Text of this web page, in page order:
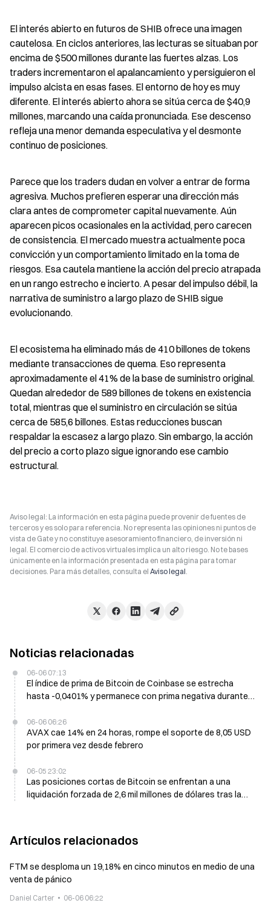
El interés abierto en futuros de SHIB ofrece una imagen
cautelosa. En ciclos anteriores, las lecturas se situaban por
encima de $500 millones durante las fuertes alzas. Los
traders incrementaron el apalancamiento y persiguieron el
impulso alcista en esas fases. El entorno de hoy es muy
diferente. El interés abierto ahora se sitúa cerca de $40,9
millones, marcando una caída pronunciada. Ese descenso
refleja una menor demanda especulativa y el desmonte
continuo de posiciones.
Parece que los traders dudan en volver a entrar de forma
agresiva. Muchos prefieren esperar una dirección más
clara antes de comprometer capital nuevamente. Aún
aparecen picos ocasionales en la actividad, pero carecen
de consistencia. El mercado muestra actualmente poca
convicción y un comportamiento limitado en la toma de
riesgos. Esa cautela mantiene la acción del precio atrapada
en un rango estrecho e incierto. A pesar del impulso débil, la
narrativa de suministro a largo plazo de SHIB sigue
evolucionando.
El ecosistema ha eliminado más de 410 billones de tokens
mediante transacciones de quema. Eso representa
aproximadamente el 41% de la base de suministro original.
Quedan alrededor de 589 billones de tokens en existencia
total, mientras que el suministro en circulación se sitúa
cerca de 585,6 billones. Estas reducciones buscan
respaldar la escasez a largo plazo. Sin embargo, la acción
del precio a corto plazo sigue ignorando ese cambio
estructural.
Aviso legal: La información en esta página puede provenir de fuentes de
terceros y es solo para referencia. No representa las opiniones ni puntos de
vista de Gate y no constituye asesoramiento financiero, de inversión ni
legal. El comercio de activos virtuales implica un alto riesgo. No te bases
únicamente en la información presentada en esta página para tomar
decisiones. Para más detalles, consulta el Aviso legal.
Noticias relacionadas
06-06 07:13
El índice de prima de Bitcoin de Coinbase se estrecha
hasta -0,0401% y permanece con prima negativa durante
06-06 06:26
AVAX cae 14% en 24 horas, rompe el soporte de 8,05 USD
por primera vez desde febrero
06-05 23:02
Las posiciones cortas de Bitcoin se enfrentan a una
liquidación forzada de 2,6 mil millones de dólares tras la
Artículos relacionados
FTM se desploma un 19,18% en cinco minutos en medio de una
venta de pánico
Daniel Carter 06-06 06:22